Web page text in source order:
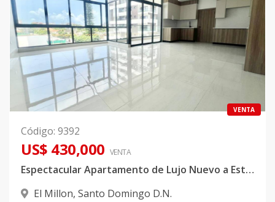
VENTA
Código: 9392
US$ 430,000 VENTA
Espectacular Apartamento de Lujo Nuevo a Estrenar en Torre Exclusiva en El Millón
El Millon, Santo Domingo D.N.